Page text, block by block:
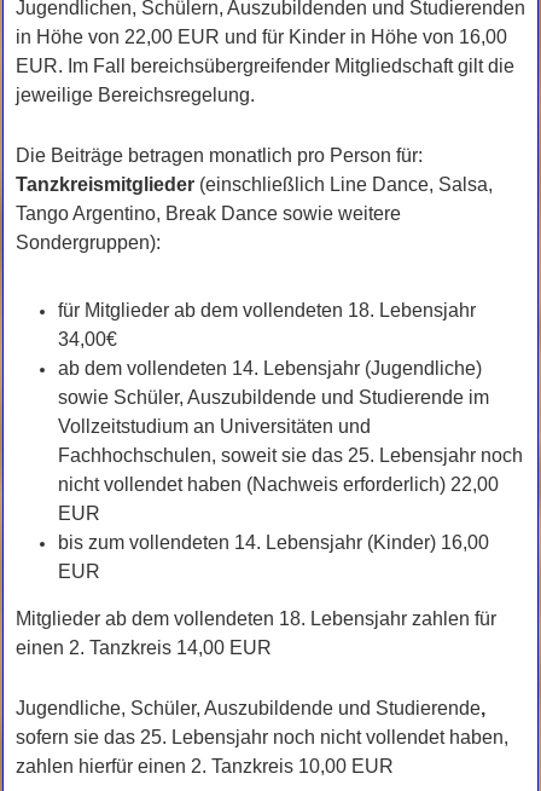
Jugendlichen, Schülern, Auszubildenden und Studierenden
in Höhe von 22,00 EUR und für Kinder in Höhe von 16,00
EUR. Im Fall bereichsübergreifender Mitgliedschaft gilt die
jeweilige Bereichsregelung.
Die Beiträge betragen monatlich pro Person für:
Tanzkreismitglieder (einschließlich Line Dance, Salsa,
Tango Argentino, Break Dance sowie weitere
Sondergruppen):
für Mitglieder ab dem vollendeten 18. Lebensjahr
34,00€
ab dem vollendeten 14. Lebensjahr (Jugendliche)
sowie Schüler, Auszubildende und Studierende im
Vollzeitstudium an Universitäten und
Fachhochschulen, soweit sie das 25. Lebensjahr noch
nicht vollendet haben (Nachweis erforderlich) 22,00
EUR
bis zum vollendeten 14. Lebensjahr (Kinder) 16,00
EUR
Mitglieder ab dem vollendeten 18. Lebensjahr zahlen für
einen 2. Tanzkreis 14,00 EUR
Jugendliche, Schüler, Auszubildende und Studierende,
sofern sie das 25. Lebensjahr noch nicht vollendet haben,
zahlen hierfür einen 2. Tanzkreis 10,00 EUR